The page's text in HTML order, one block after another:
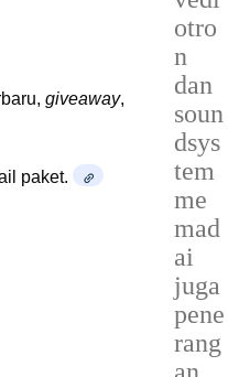
giveaway,
paket.
otro
n
dan
soun
dsys
tem
me
mad
ai
juga
pene
rang
an